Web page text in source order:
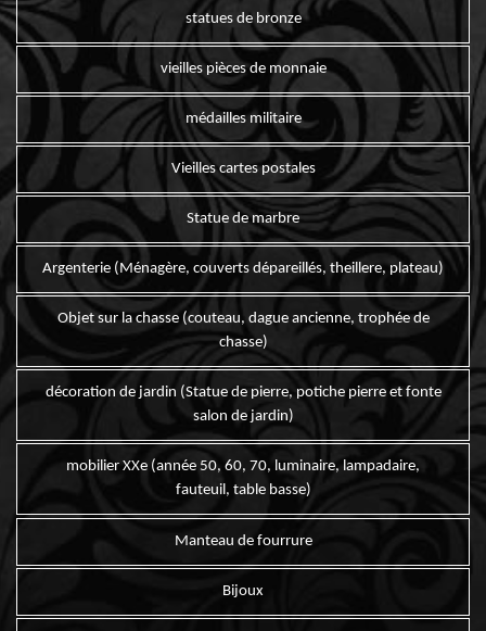
statues de bronze
vieilles pièces de monnaie
médailles militaire
Vieilles cartes postales
Statue de marbre
Argenterie (Ménagère, couverts dépareillés, theillere, plateau)
Objet sur la chasse (couteau, dague ancienne, trophée de
chasse)
décoration de jardin (Statue de pierre, potiche pierre et fonte
salon de jardin)
mobilier XXe (année 50, 60, 70, luminaire, lampadaire,
fauteuil, table basse)
Manteau de fourrure
Bijoux